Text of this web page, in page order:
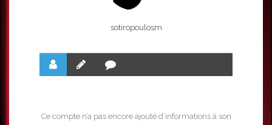
sotiropoulosm
Ce compte n’a pas encore ajouté d’informations à son